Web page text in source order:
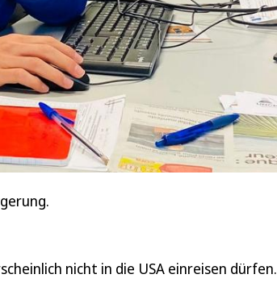
nicht in die USA einreisen dürfen.